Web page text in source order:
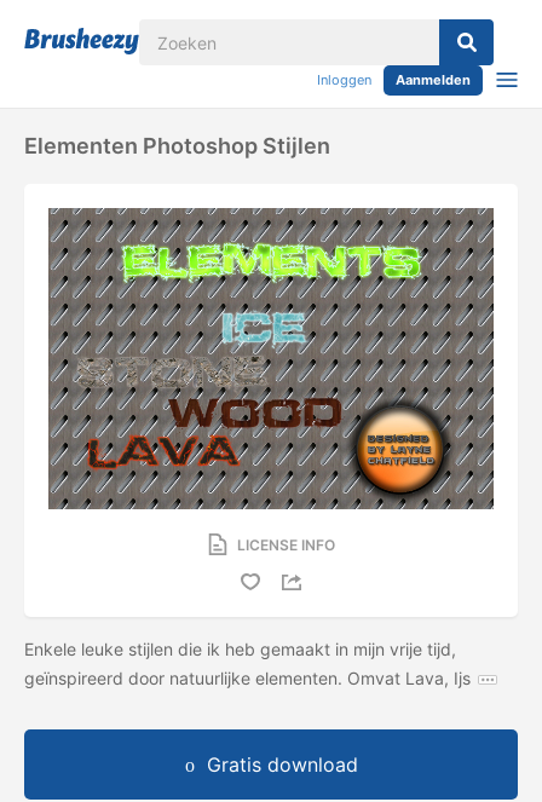
Inloggen Aanmelden
Elementen Photoshop Stijlen
LICENSE INFO
Enkele leuke stijlen die ik heb gemaakt in mijn vrije tijd,
geïnspireerd door natuurlijke elementen. Omvat Lava, Ijs
Gratis download